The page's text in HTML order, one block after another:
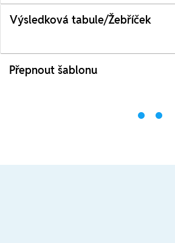
Výsledková tabule/Žebříček
Přepnout šablonu